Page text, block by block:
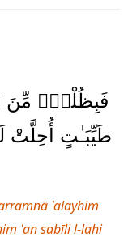
فَبِظُلْمٍۢ مِّنَ
طَيِّبَـٰتٍ أُحِلَّتْ
ʿalayhim
ʿan sabīli l-lahi